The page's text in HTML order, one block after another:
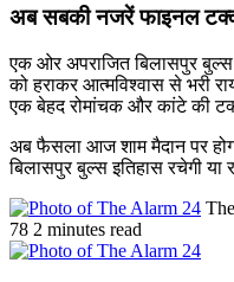
अब सबकी नजरें फाइनल
एक ओर अपराजित बिलासपुर
को हराकर आत्मविश्वास से भरी
एक बेहद रोमांचक और कांटे की
अब फैसला आज शाम मैदान पर
बिलासपुर बुल्स इतिहास रचेगी
78 2 minutes read